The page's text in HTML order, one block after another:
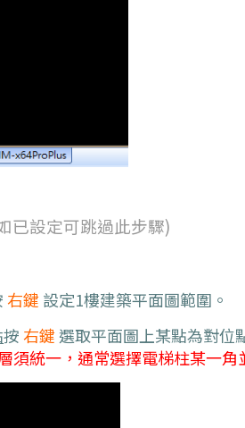
已設定可跳過此步驟)
右鍵設定1樓建築平面圖範圍。
按右鍵選取平面圖上某點為對位
須統一，通常選擇電梯柱某一角